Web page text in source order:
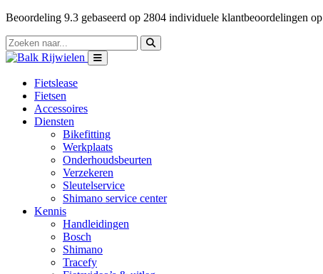
Beoordeling 9.3 gebaseerd op 2804 individuele klantbeoordelingen op
Fietslease
Fietsen
Accessoires
Diensten
Bikefitting
Werkplaats
Onderhoudsbeurten
Verzekeren
Sleutelservice
Shimano service center
Kennis
Handleidingen
Bosch
Shimano
Tracefy